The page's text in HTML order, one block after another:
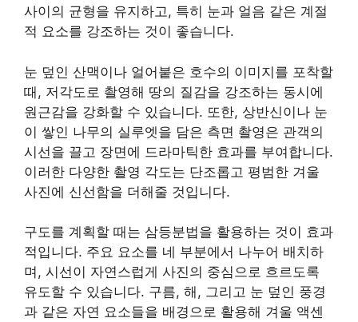
사이의 균형을 유지하고, 특히 눈과 얼음 같은 계절
적 요소를 강조하는 것이 좋습니다.
눈 덮인 산맥이나 얼어붙은 호수의 이미지를 포착할
때, 저각도로 촬영해 땅의 질감을 강조하는 동시에
원근감을 강화할 수 있습니다. 또한, 상반신이나 눈
이 쌓인 나무의 실루엣을 담은 측면 촬영은 관객의
시선을 끌고 장면에 드라마틱한 효과를 부여합니다.
이러한 다양한 촬영 각도는 단조롭고 평범한 겨울
사진에 신선함을 더해줄 것입니다.
구도를 계획할 때는 삼등분법을 활용하는 것이 효과
적입니다. 주요 요소를 네 부분에서 나누어 배치하
며, 시선이 자연스럽게 사진의 중심으로 흐르도록
유도할 수 있습니다. 구름, 해, 그리고 눈 덮인 풍경
과 같은 자연 요소들을 배경으로 활용해 겨울 액센